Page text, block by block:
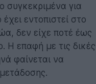
συγκεκριμένα για
εντοπιστεί στο
δεν είχε ποτέ έως
Η επαφή με τις δικές
φαίνεται να